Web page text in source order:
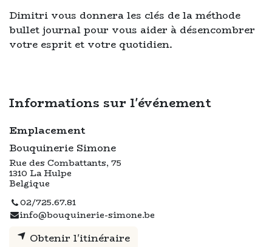
Dimitri vous donnera les clés de la méthode
bullet journal pour vous aider à désencombrer
votre esprit et votre quotidien.
Informations sur l'événement
Emplacement
Bouquinerie Simone
Rue des Combattants, 75
1310 La Hulpe
Belgique
02/725.67.81
info@bouquinerie-simone.be
Obtenir l'itinéraire